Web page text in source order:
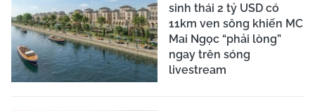
sinh thái 2 tỷ USD có
11km ven sông khiến MC
Mai Ngọc “phải lòng”
ngay trên sóng
livestream